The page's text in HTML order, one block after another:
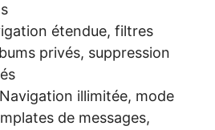
étendue, filtres
privés, suppression
illimitée, mode
de messages,